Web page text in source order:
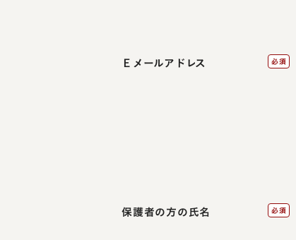
Ｅメールアドレス 必須
保護者の方の氏名 必須